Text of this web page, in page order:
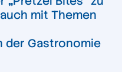
mit Themen
der Gastronomie